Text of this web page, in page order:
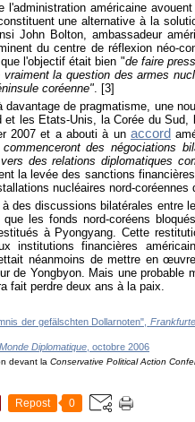
l'administration américaine
une alternative à la
John Bolton, ambassadeur
du centre de réflexion néo-
l'objectif était bien "de faire
la question des armes
coréenne". [3]
de pragmatisme, une
et les Etats-Unis, la Corée du
2007 et a abouti à un accord
des négociations
des relations diplomatiques
la levée des sanctions
nucléaires nord-coréennes
des discussions bilatérales entre
les fonds nord-coréens
à Pyongyang. Cette
institutions financières
néanmoins de mettre en
de Yongbyon. Mais une probable
fait perdre deux ans à la paix.
der gefälschten Dollarnoten",
Diplomatique , octobre 2006
devant la Conservative Political Action
Repost 0